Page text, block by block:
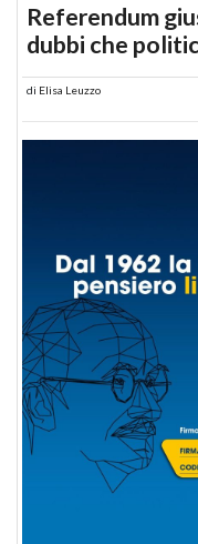
Referendum
dubbi che
di Elisa Leuzzo